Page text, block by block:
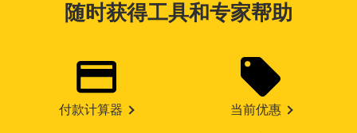
随时获得工具和专家帮助
付款计算器 当前优惠